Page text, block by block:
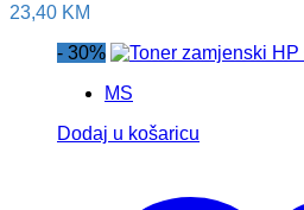
23,40 KM
- 30%
MS
Dodaj u košaricu